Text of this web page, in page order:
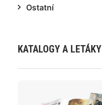
Ostatní
KATALOGY A LETÁKY